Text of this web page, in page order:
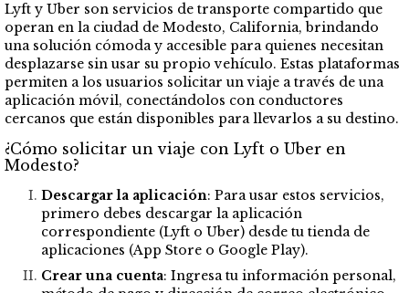
Lyft y Uber son servicios de transporte compartido que
operan en la ciudad de Modesto, California, brindando
una solución cómoda y accesible para quienes necesitan
desplazarse sin usar su propio vehículo. Estas plataformas
permiten a los usuarios solicitar un viaje a través de una
aplicación móvil, conectándolos con conductores
cercanos que están disponibles para llevarlos a su destino.
¿Cómo solicitar un viaje con Lyft o Uber en
Modesto?
Descargar la aplicación: Para usar estos servicios,
primero debes descargar la aplicación
correspondiente (Lyft o Uber) desde tu tienda de
aplicaciones (App Store o Google Play).
Crear una cuenta: Ingresa tu información personal,